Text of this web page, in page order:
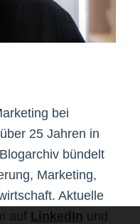
bei
25 Jahren in
bündelt
Marketing,
Aktuelle
auf LinkedIn und